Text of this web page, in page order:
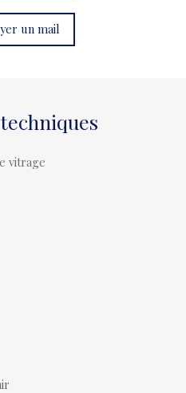
un mail
vitrage